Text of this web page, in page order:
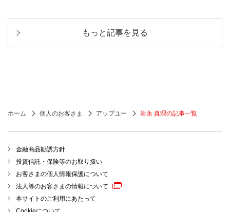
もっと記事を見る
ホーム 個人のお客さま アップユー 岩永 真理の記事一覧
金融商品勧誘方針
投資信託・保険等のお取り扱い
お客さまの個人情報保護について
法人等のお客さまの情報について
本サイトのご利用にあたって